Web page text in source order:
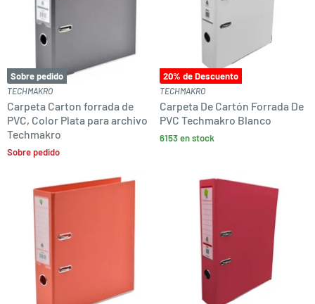
Sobre pedido
TECHMAKRO
Carpeta Carton forrada de
PVC, Color Plata para archivo
Techmakro
Sobre pedido
20% de Descuento
TECHMAKRO
Carpeta De Cartón Forrada De
PVC Techmakro Blanco
6153 en stock